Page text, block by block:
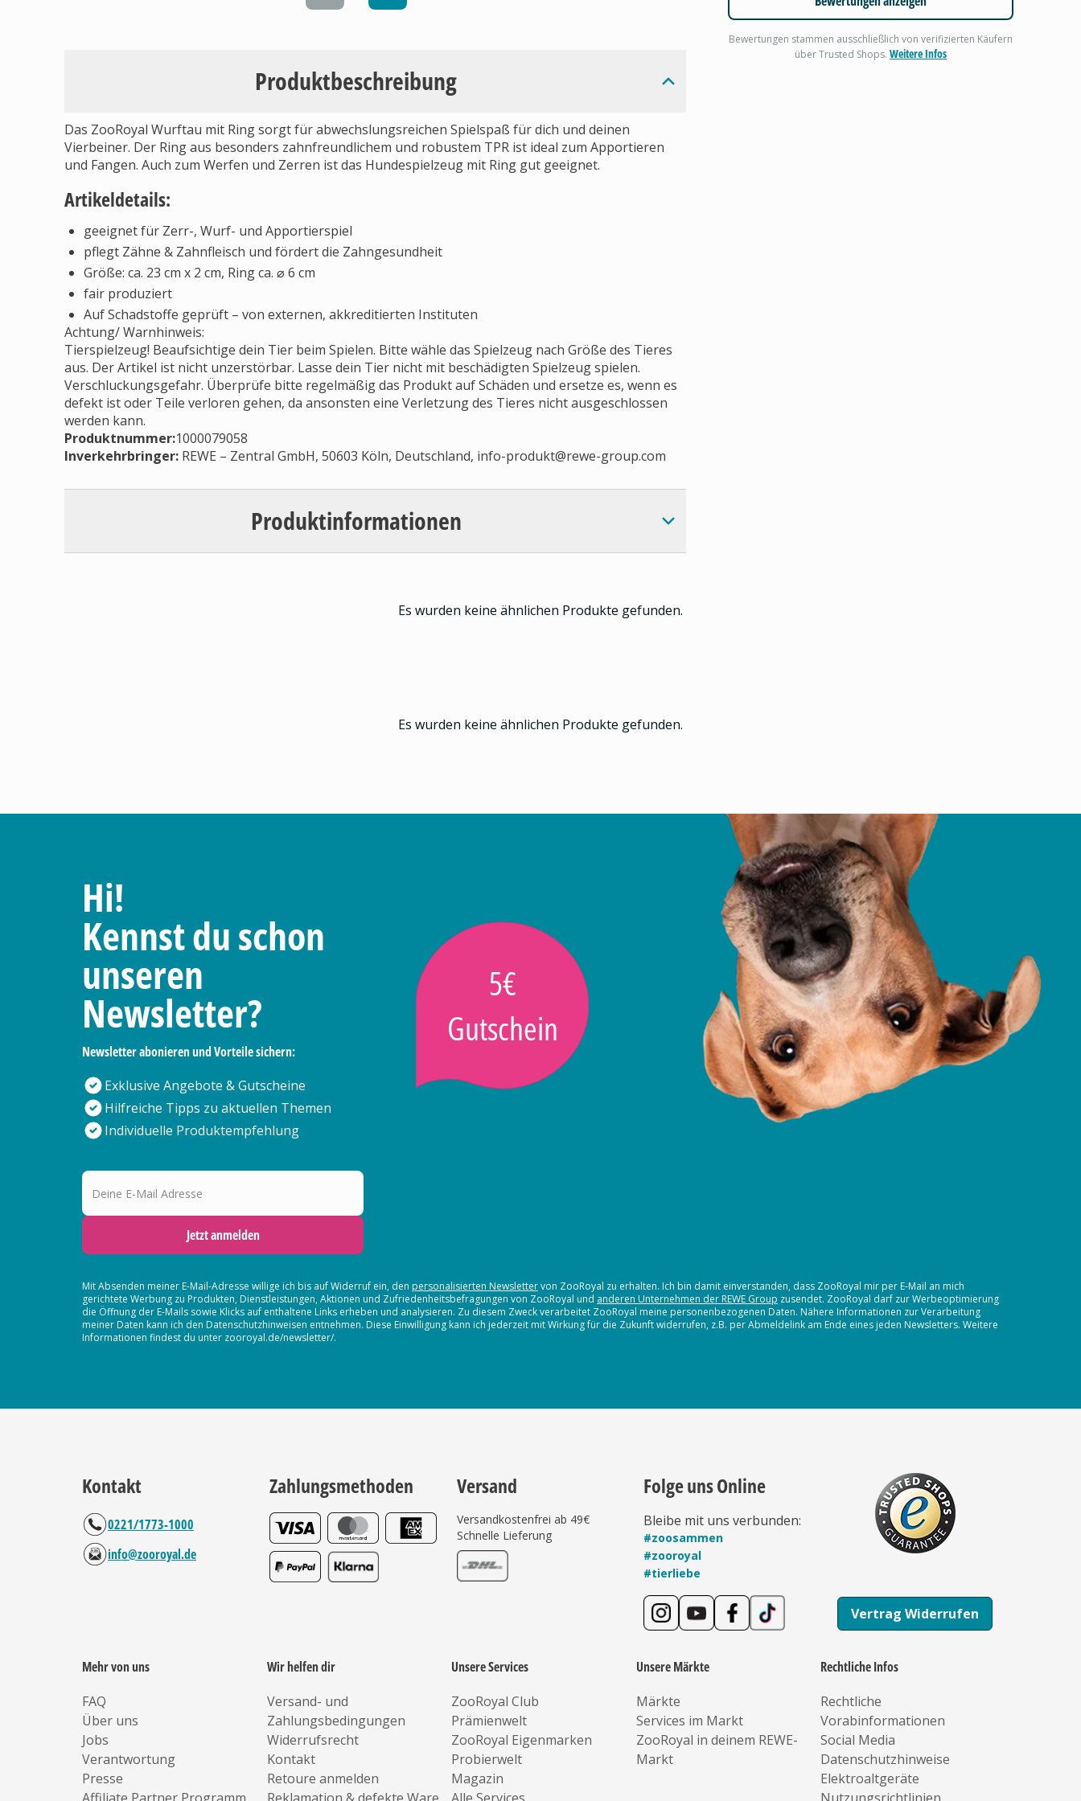
Produktbeschreibung
Das ZooRoyal Wurftau mit Ring sorgt für abwechslungsreichen Spielspaß für dich und deinen
Vierbeiner. Der Ring aus besonders zahnfreundlichem und robustem TPR ist ideal zum Apportieren
und Fangen. Auch zum Werfen und Zerren ist das Hundespielzeug mit Ring gut geeignet.
Artikeldetails:
geeignet für Zerr-, Wurf- und Apportierspiel
pflegt Zähne & Zahnfleisch und fördert die Zahngesundheit
Größe: ca. 23 cm x 2 cm, Ring ca. ⌀ 6 cm
fair produziert
Auf Schadstoffe geprüft – von externen, akkreditierten Instituten
Achtung/ Warnhinweis:
Tierspielzeug! Beaufsichtige dein Tier beim Spielen. Bitte wähle das Spielzeug nach Größe des Tieres
aus. Der Artikel ist nicht unzerstörbar. Lasse dein Tier nicht mit beschädigten Spielzeug spielen.
Verschluckungsgefahr. Überprüfe bitte regelmäßig das Produkt auf Schäden und ersetze es, wenn es
defekt ist oder Teile verloren gehen, da ansonsten eine Verletzung des Tieres nicht ausgeschlossen
werden kann.
Produktnummer:1000079058
Inverkehrbringer: REWE – Zentral GmbH, 50603 Köln, Deutschland, info-produkt@rewe-group.com
Produktinformationen
Bewertungen stammen ausschließlich von verifizierten Käufern
über Trusted Shops.Weitere Infos
Es wurden keine ähnlichen Produkte gefunden.
Es wurden keine ähnlichen Produkte gefunden.
Hi!
Kennst du schon
unseren
Newsletter?
Newsletter abonieren und Vorteile sichern:
Exklusive Angebote & Gutscheine
Hilfreiche Tipps zu aktuellen Themen
Individuelle Produktempfehlung
5€
Gutschein
Deine E-Mail Adresse
Jetzt anmelden
Mit Absenden meiner E-Mail-Adresse willige ich bis auf Widerruf ein, den personalisierten Newslettervon ZooRoyal zu erhalten. Ich bin damit einverstanden, dass ZooRoyal mir per E-Mail an mich
gerichtete Werbung zu Produkten, Dienstleistungen, Aktionen und Zufriedenheitsbefragungen von ZooRoyal und anderen Unternehmen der REWE Group zusendet. ZooRoyal darf zur Werbeoptimierung
die Öffnung der E-Mails sowie Klicks auf enthaltene Links erheben und analysieren. Zu diesem Zweck verarbeitet ZooRoyal meine personenbezogenen Daten. Nähere Informationen zur Verarbeitung
meiner Daten kann ich den Datenschutzhinweisen entnehmen. Diese Einwilligung kann ich jederzeit mit Wirkung für die Zukunft widerrufen, z.B. per Abmeldelink am Ende eines jeden Newsletters. Weitere
Informationen findest du unter zooroyal.de/newsletter/.
Kontakt
0221/1773-1000
info@zooroyal.de
Zahlungsmethoden Versand
Versandkostenfrei ab 49€
Schnelle Lieferung
Folge uns Online
Bleibe mit uns verbunden:
#zoosammen
#zooroyal
#tierliebe
Vertrag Widerrufen
Mehr von uns
FAQ
Über uns
Jobs
Verantwortung
Presse
Wir helfen dir
Versand- und
Zahlungsbedingungen
Widerrufsrecht
Kontakt
Retoure anmelden
Unsere Services
ZooRoyal Club
Prämienwelt
ZooRoyal Eigenmarken
Probierwelt
Magazin
Unsere Märkte
Märkte
Services im Markt
ZooRoyal in deinem REWE-
Markt
Rechtliche Infos
Rechtliche
Vorabinformationen
Social Media
Datenschutzhinweise
Elektroaltgeräte